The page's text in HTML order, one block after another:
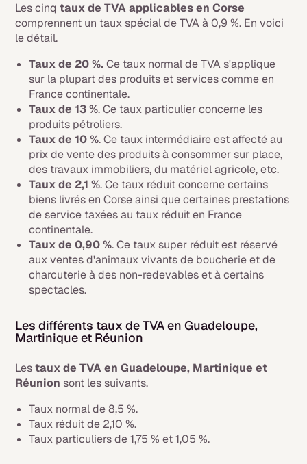
Les cinqtaux de TVA applicables en Corse
comprennent un taux spécial de TVA à 0,9 %. En voici
le détail.
Taux de 20 %.Ce taux normal de TVA s'applique
sur la plupart des produits et services comme en
France continentale.
Taux de 13 %. Ce taux particulier concerne les
produits pétroliers.
Taux de 10 %. Ce taux intermédiaire est affecté au
prix de vente des produits à consommer sur place,
des travaux immobiliers, du matériel agricole, etc.
Taux de 2,1 %. Ce taux réduit concerne certains
biens livrés en Corse ainsi que certaines prestations
de service taxées au taux réduit en France
continentale.
Taux de 0,90 %. Ce taux super réduit est réservé
aux ventes d'animaux vivants de boucherie et de
charcuterie à des non-redevables et à certains
spectacles.
Les différents taux de TVA en Guadeloupe,
Martinique et Réunion
Lestaux de TVA en Guadeloupe, Martinique et
Réunionsont les suivants.
Taux normal de 8,5 %.
Taux réduit de 2,10 %.
Taux particuliers de 1,75 % et 1,05 %.